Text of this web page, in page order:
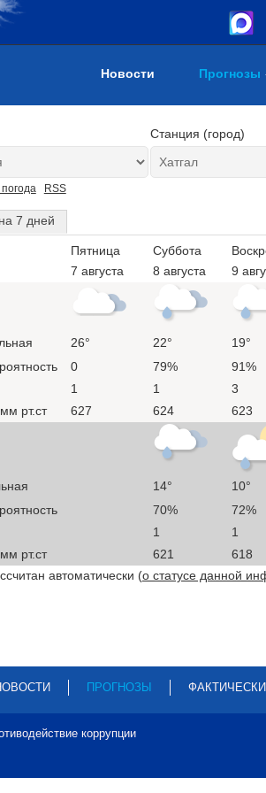
Новости Прогнозы
Станция (город)
RSS
7 дней
Пятница
7 августа
Суббота
8 августа
9
26° 22° 19°
0 79% 91%
1 1 3
рт.ст
627 624 623
14° 10°
70% 72%
1 1
рт.ст
621 618
автоматически (о статусе данной
ПРОГНОЗЫ
коррупции